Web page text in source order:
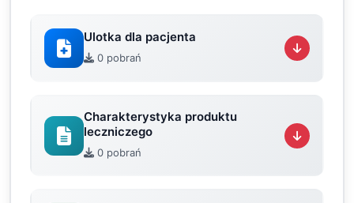
Ulotka dla pacjenta
0 pobrań
Charakterystyka produktu
leczniczego
0 pobrań